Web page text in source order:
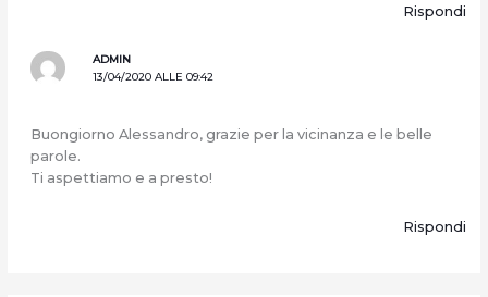
Rispondi
ADMIN
13/04/2020 ALLE 09:42
Buongiorno Alessandro, grazie per la vicinanza e le belle
parole.
Ti aspettiamo e a presto!
Rispondi